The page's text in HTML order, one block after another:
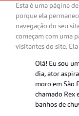
Esta é uma página
porque ela
navegação do seu
começam com uma
visitantes do site.
Olá! Eu sou
dia, ator
moro em São
chamado Rex
banhos de